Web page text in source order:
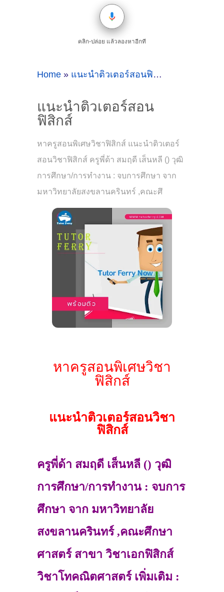
คลิก-ปล่อย แล้วลองหาอีกที
Home » แนะนำติวเตอร์สอนฟิสิกส์
แนะนำติวเตอร์สอน
ฟิสิกส์
หาครูสอนพิเศษวิชาฟิสิกส์ แนะนำติวเตอร์
สอนวิชาฟิสิกส์ ครูพี่ด้า สมฤดี เส็นหลี () วุฒิ
การศึกษา/การทำงาน : จบการศึกษา จาก
มหาวิทยาลัยสงขลานครินทร์ ,คณะศึ
หาครูสอนพิเศษวิชา
ฟิสิกส์
แนะนำติวเตอร์สอนวิชา
ฟิสิกส์
ครูพี่ด้า สมฤดี เส็นหลี () วุฒิ
การศึกษา/การทำงาน : จบการ
ศึกษา จาก มหาวิทยาลัย
สงขลานครินทร์ ,คณะศึกษา
ศาสตร์ สาขา วิชาเอกฟิสิกส์
วิชาโทคณิตศาสตร์ เพิ่มเติม :